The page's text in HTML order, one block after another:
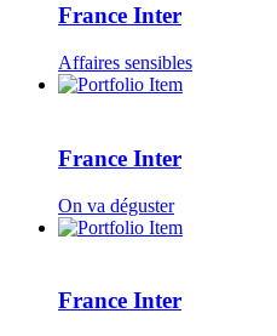
France Inter
Affaires sensibles
France Inter
On va déguster
France Inter